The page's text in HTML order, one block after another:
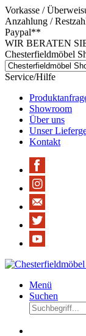
Vorkasse /
Anzahlung /
Paypal**
WIR BERATEN
Chesterfieldmöbel
Service/Hilfe
Showroom
Über uns
Unser
Kontakt
Menü
Suchen